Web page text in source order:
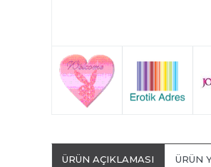
ÜRÜN AÇIKLAMASI ÜRÜN